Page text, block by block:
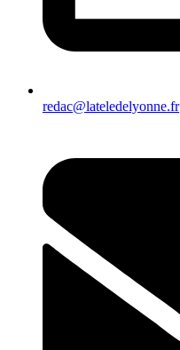
redac@lateledelyonne.fr